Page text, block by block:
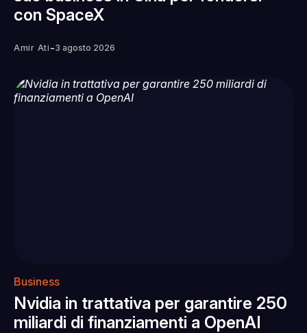
con SpaceX
Amir Ati -3 agosto 2026
Business
Nvidia in trattativa per garantire 250
miliardi di finanziamenti a OpenAI